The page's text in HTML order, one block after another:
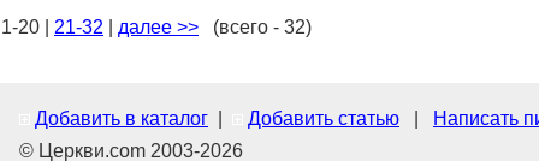
1-20 | 21-32 далее >> (всего - 32)
Добавить в каталог Добавить статью
Написать
© Церкви.com 2003-2026